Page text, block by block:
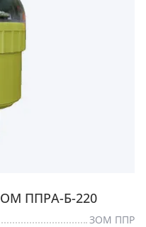
ППРА-Б-220
ЗОМ ППР